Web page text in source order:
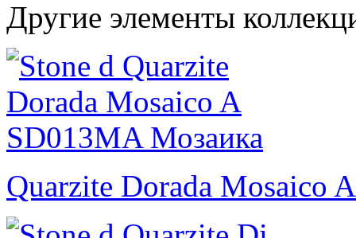
Другие элементы
Quarzite Dorada Mosaico A